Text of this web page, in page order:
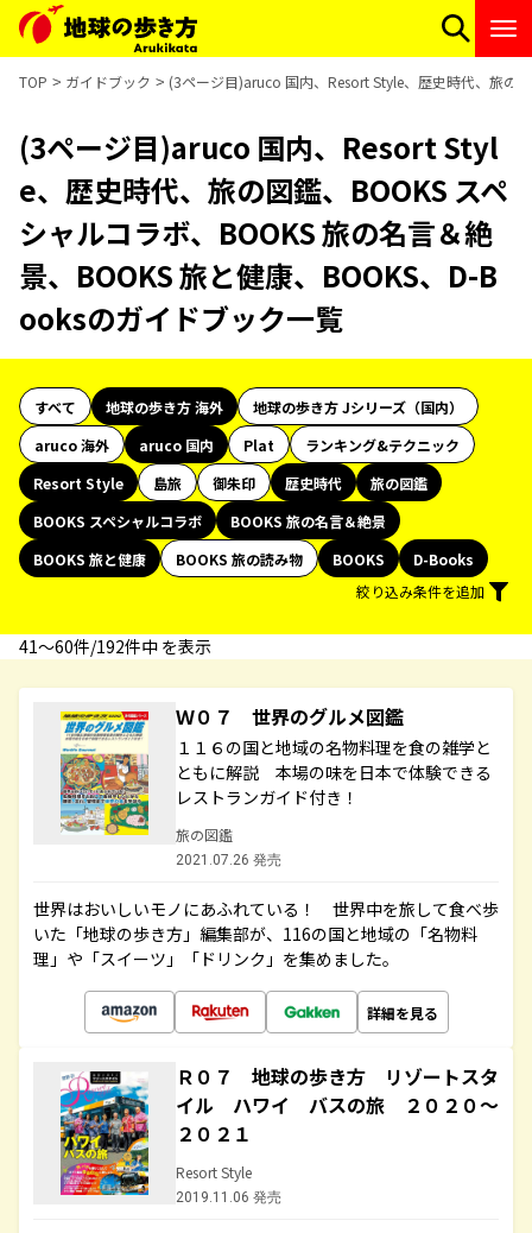
TOP ガイドブック (3ページ目)aruco 国内、Resort Style、歴史時代、旅の
(3ページ目)aruco 国内、Resort Styl
e、歴史時代、旅の図鑑、BOOKS スペ
シャルコラボ、BOOKS 旅の名言＆絶
景、BOOKS 旅と健康、BOOKS、D-B
ooksのガイドブック一覧
すべて 地球の歩き方 海外
地球の歩き方 Jシリーズ（国内）
aruco 海外
aruco 国内 Plat
ランキング&テクニック
Resort Style
島旅 御朱印 歴史時代
旅の図鑑
BOOKS スペシャルコラボ
BOOKS 旅の名言＆絶景
BOOKS 旅と健康
BOOKS 旅の読み物 BOOKS
D-Books
絞り込み条件を追加
41〜60件/192件中 を表示
Ｗ０７ 世界のグルメ図鑑
１１６の国と地域の名物料理を食の雑学と
ともに解説 本場の味を日本で体験できる
レストランガイド付き！
旅の図鑑
2021.07.26 発売
世界はおいしいモノにあふれている！ 世界中を旅して食べ歩
いた「地球の歩き方」編集部が、116の国と地域の「名物料
理」や「スイーツ」「ドリンク」を集めました。
詳細を見る
Ｒ０７ 地球の歩き方 リゾートスタ
イル ハワイ バスの旅 ２０２０～
２０２１
Resort Style
2019.11.06 発売